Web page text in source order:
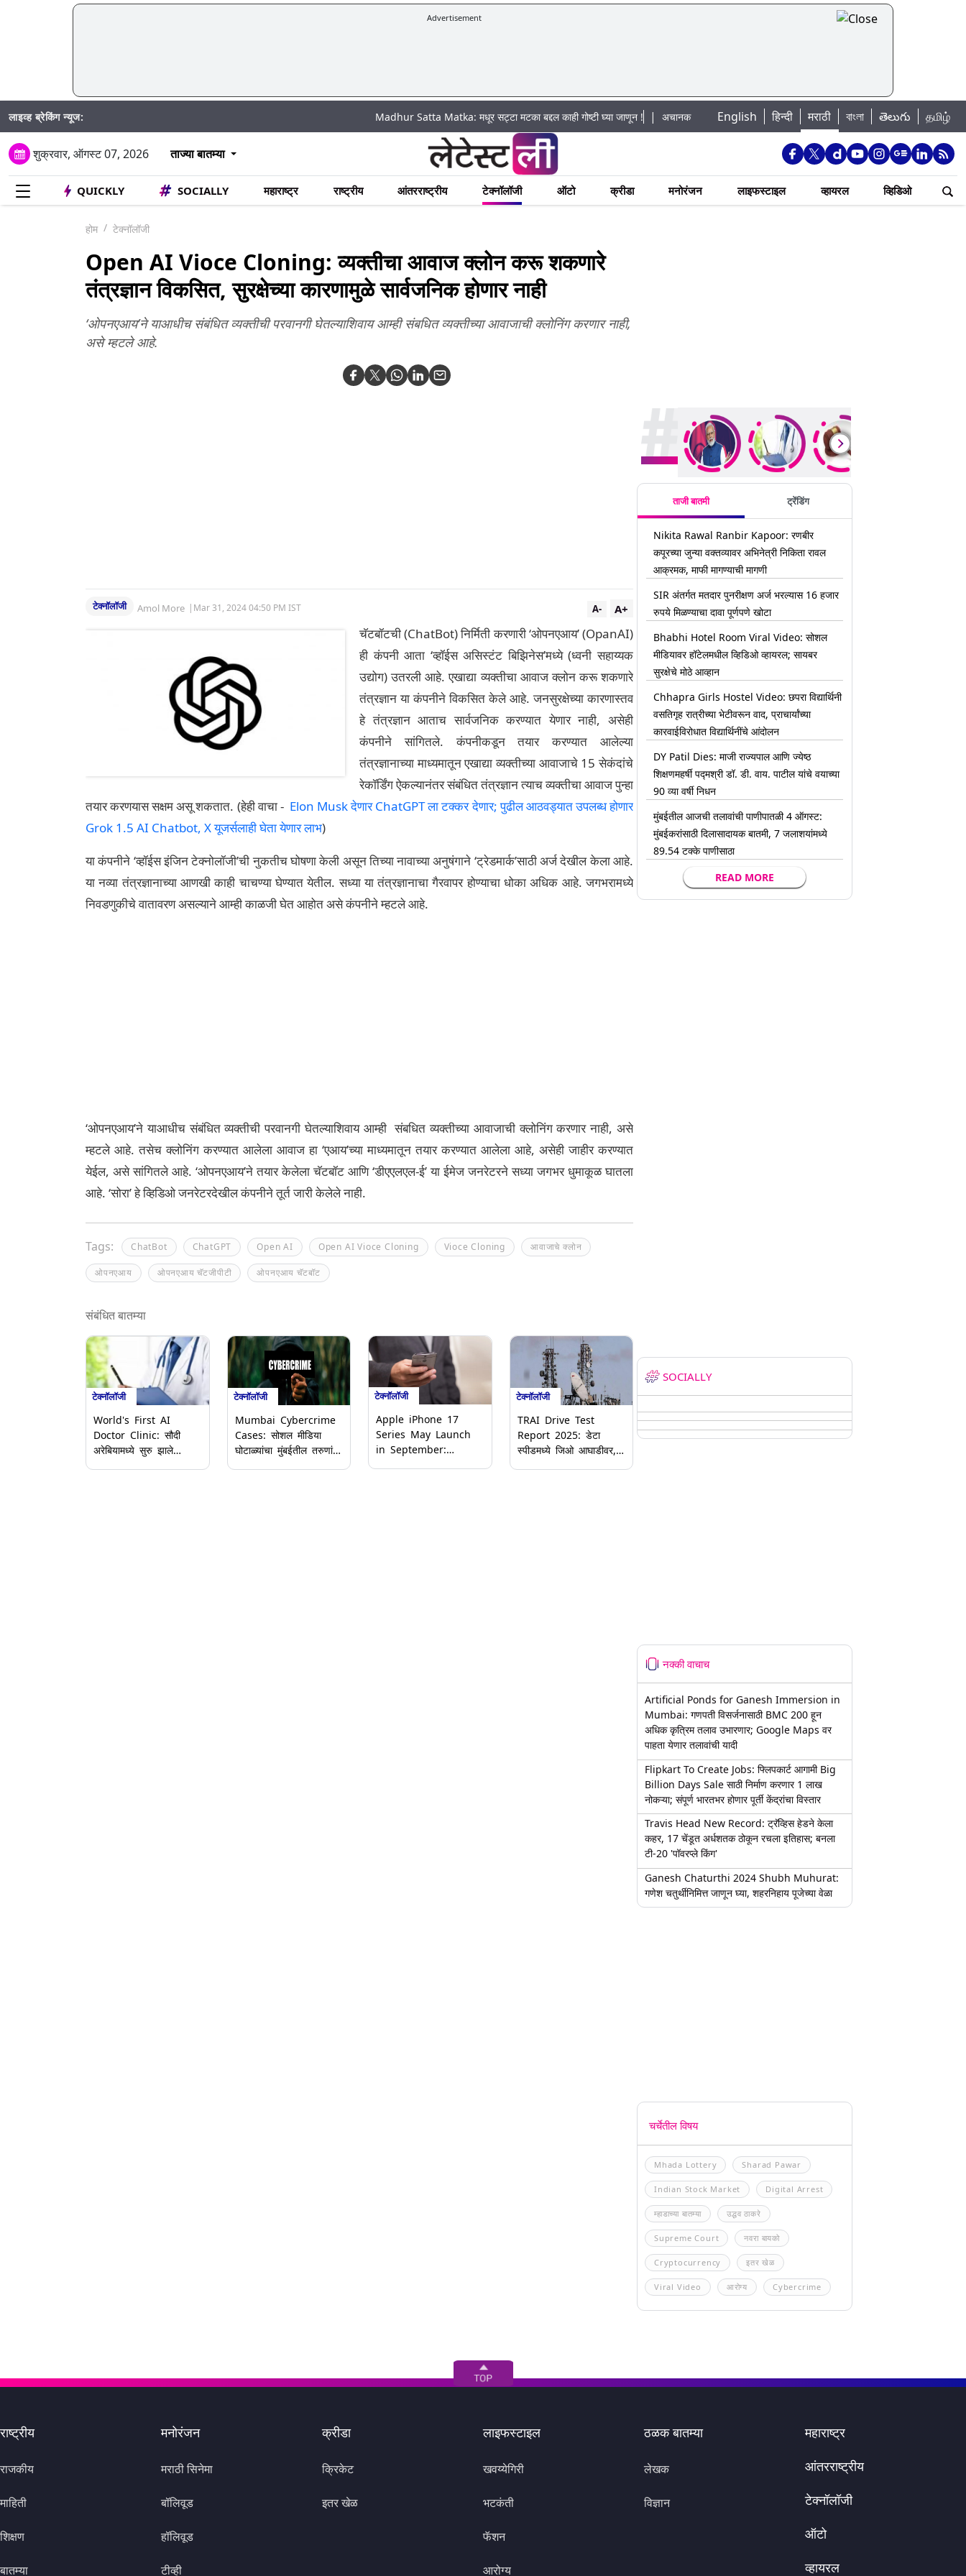
Advertisement
लाइव्ह ब्रेकिंग न्यूज: Madhur Satta Matka: मधूर सट्टा मटका बद्दल काही गोष्टी घ्या जाणून !|अचानक पूराचा धोका: खडकवासला धरणातून मुठानदी पात्रात विसर्ग सुरु; नागरिकांना नदीपात्रात
English हिन्दी मराठी বাংলা తెలుగు தமிழ்
शुक्रवार, ऑगस्ट 07, 2026 ताज्या बातम्या
QUICKLY SOCIALLY महाराष्ट्र राष्ट्रीय आंतरराष्ट्रीय टेक्नॉलॉजी ऑटो क्रीडा मनोरंजन लाइफस्टाइल व्हायरल व्हिडिओ
होम टेक्नॉलॉजी
Open AI Vioce Cloning: व्यक्तीचा आवाज क्लोन करू शकणारे
तंत्रज्ञान विकसित, सुरक्षेच्या कारणामुळे सार्वजनिक होणार नाही
‘ओपनएआय’ने याआधीच संबंधित व्यक्तीची परवानगी घेतल्याशिवाय आम्ही संबधित व्यक्तीच्या आवाजाची क्लोनिंग करणार नाही,
असे म्हटले आहे.
टेक्नॉलॉजी Amol More | Mar 31, 2024 04:50 PM IST A+
A-
चॅटबॉटची (ChatBot) निर्मिती करणारी ‘ओपनएआय’ (OpanAI)
ही कंपनी आता ‘व्हॉईस असिस्टंट बिझिनेस’मध्ये (ध्वनी सहाय्यक
उद्योग) उतरली आहे. एखाद्या व्यक्तीचा आवाज क्लोन करू शकणारे
तंत्रज्ञान या कंपनीने विकसित केले आहे. जनसुरक्षेच्या कारणास्तव
हे तंत्रज्ञान आताच सार्वजनिक करण्यात येणार नाही, असेही
कंपनीने सांगितले. कंपनीकडून तयार करण्यात आलेल्या
तंत्रज्ञानाच्या माध्यमातून एखाद्या व्यक्तीच्या आवाजाचे 15 सेकंदांचे
रेकॉर्डिंग ऐकल्यानंतर संबंधित तंत्रज्ञान त्याच व्यक्तीचा आवाज पुन्हा
तयार करणयास सक्षम असू शकतात. (हेही वाचा - Elon Musk देणार ChatGPT ला टक्कर देणार; पुढील आठवड्यात उपलब्ध होणार
Grok 1.5 AI Chatbot, X यूजर्सलाही घेता येणार लाभ)
या कंपनीने ‘व्हॉईस इंजिन टेक्नोलॉजी’ची नुकतीच घोषणा केली असून तिच्या नावाच्या अनुषंगाने ‘ट्रेडमार्क’साठी अर्ज देखील केला आहे.
या नव्या तंत्रज्ञानाच्या आणखी काही चाचण्या घेण्यात येतील. सध्या या तंत्रज्ञानाचा गैरवापर होण्याचा धोका अधिक आहे. जगभरामध्ये
निवडणुकीचे वातावरण असल्याने आम्ही काळजी घेत आहोत असे कंपनीने म्हटले आहे.
‘ओपनएआय’ने याआधीच संबंधित व्यक्तीची परवानगी घेतल्याशिवाय आम्ही संबधित व्यक्तीच्या आवाजाची क्लोनिंग करणार नाही, असे
म्हटले आहे. तसेच क्लोनिंग करण्यात आलेला आवाज हा ‘एआय’च्या माध्यमातून तयार करण्यात आलेला आहे, असेही जाहीर करण्यात
येईल, असे सांगितले आहे. ‘ओपनएआय’ने तयार केलेला चॅटबॉट आणि ‘डीएएलएल-ई’ या ईमेज जनरेटरने सध्या जगभर धुमाकूळ घातला
आहे. ‘सोरा’ हे व्हिडिओ जनरेटरदेखील कंपनीने तूर्त जारी केलेले नाही.
Tags: ChatBot ChatGPT Open AI Open AI Vioce Cloning Vioce Cloning आवाजाचे क्लोन
ओपनएआय ओपनएआय चॅटजीपीटी ओपनएआय चॅटबॉट
संबंधित बातम्या
टेक्नॉलॉजी
World's First AI
Doctor Clinic: सौदी
अरेबियामध्ये सुरु झाले
टेक्नॉलॉजी
Mumbai Cybercrime
Cases: सोशल मीडिया
घोटाळ्यांचा मुंबईतील तरुणांना
टेक्नॉलॉजी
Apple iPhone 17
Series May Launch
in September:
टेक्नॉलॉजी
TRAI Drive Test
Report 2025: डेटा
स्पीडमध्ये जिओ आघाडीवर,
ताजी बातमी ट्रेंडिंग
Nikita Rawal Ranbir Kapoor: रणबीर
कपूरच्या जुन्या वक्तव्यावर अभिनेत्री निकिता रावल
आक्रमक, माफी मागण्याची मागणी
SIR अंतर्गत मतदार पुनरीक्षण अर्ज भरल्यास 16 हजार
रुपये मिळण्याचा दावा पूर्णपणे खोटा
Bhabhi Hotel Room Viral Video: सोशल
मीडियावर हॉटेलमधील व्हिडिओ व्हायरल; सायबर
सुरक्षेचे मोठे आव्हान
Chhapra Girls Hostel Video: छपरा विद्यार्थिनी
वसतिगृह रात्रीच्या भेटीवरून वाद, प्राचार्यांच्या
कारवाईविरोधात विद्यार्थिनींचे आंदोलन
DY Patil Dies: माजी राज्यपाल आणि ज्येष्ठ
शिक्षणमहर्षी पद्मश्री डॉ. डी. वाय. पाटील यांचे वयाच्या
90 व्या वर्षी निधन
मुंबईतील आजची तलावांची पाणीपातळी 4 ऑगस्ट:
मुंबईकरांसाठी दिलासादायक बातमी, 7 जलाशयांमध्ये
89.54 टक्के पाणीसाठा
READ MORE
SOCIALLY
नक्की वाचाच
Artificial Ponds for Ganesh Immersion in
Mumbai: गणपती विसर्जनासाठी BMC 200 हून
अधिक कृत्रिम तलाव उभारणार; Google Maps वर
पाहता येणार तलावांची यादी
Flipkart To Create Jobs: फ्लिपकार्ट आगामी Big
Billion Days Sale साठी निर्माण करणार 1 लाख
नोकऱ्या; संपूर्ण भारतभर होणार पूर्ती केंद्रांचा विस्तार
Travis Head New Record: ट्रॅव्हिस हेडने केला
कहर, 17 चेंडूत अर्धशतक ठोकून रचला इतिहास; बनला
टी-20 'पॉवरप्ले किंग'
Ganesh Chaturthi 2024 Shubh Muhurat:
गणेश चतुर्थीनिमित्त जाणून घ्या, शहरनिहाय पूजेच्या वेळा
चर्चेतील विषय
Mhada Lottery Sharad Pawar
Indian Stock Market Digital Arrest
म्हाडाच्या बातम्या उद्धव ठाकरे
Supreme Court नवरा बायको
Cryptocurrency इतर खेळ
Viral Video आरोग्य Cybercrime
राष्ट्रीय
राजकीय
माहिती
शिक्षण
बातम्या
मनोरंजन
मराठी सिनेमा
बॉलिवूड
हॉलिवूड
टीव्ही
क्रीडा
क्रिकेट
इतर खेळ
लाइफस्टाइल
खवय्येगिरी
भटकंती
फॅशन
आरोग्य
ठळक बातम्या
लेखक
विज्ञान
महाराष्ट्र
आंतरराष्ट्रीय
टेक्नॉलॉजी
ऑटो
व्हायरल